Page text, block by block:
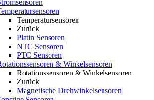
Temperatursensoren
Zurück
Platin Sensoren
NTC Sensoren
PTC Sensoren
& Winkelsensoren
Rotationssensoren & Winkelsensoren
Zurück
Magnetische Drehwinkelsensoren